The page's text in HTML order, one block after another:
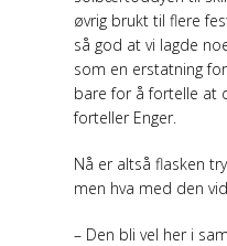
øvrig brukt til flere
så god at vi lagde
som en erstatning
bare for å fortelle at
forteller Enger.
Nå er altså flasken
men hva med den
– Den bli vel her i